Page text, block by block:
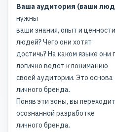
Ваша аудитория (ваши
нужны
ваши знания, опыт и
людей? Чего они хотят
достичь? На каком языке они
логично ведет к пониманию
своей аудитории. Это
личного бренда.
Поняв эти зоны, вы
осознанной разработке
личного бренда.